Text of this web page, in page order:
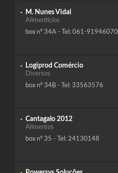
M. Nunes Vidal
Alimentícios
box nº 34A - Tel: 061-91946070
Logiprod Comércio
Diversos
box nº 34B - Tel: 33563576
Cantagalo 2012
Alimentos
box nº 35 - Tel: 24130148